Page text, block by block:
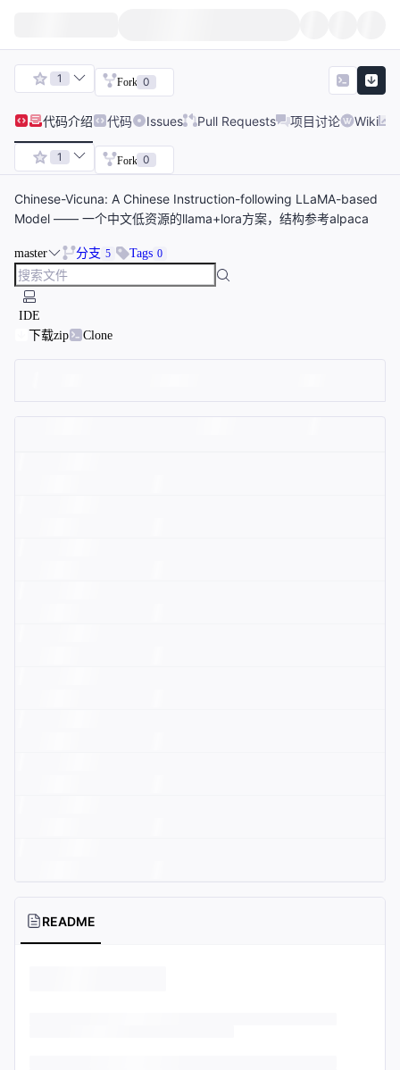
1 Fork 0
代码介绍 代码 Issues Pull Requests 项目讨论 Wiki
1 Fork 0
Chinese-Vicuna: A Chinese Instruction-following LLaMA-based
Model —— 一个中文低资源的llama+lora方案，结构参考alpaca
master 分支 5 Tags 0
IDE
下载zip
Clone
README